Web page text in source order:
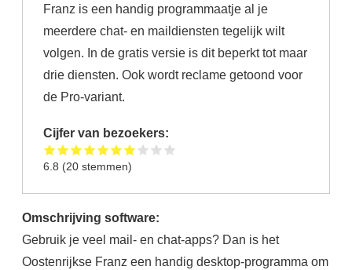
Franz is een handig programmaatje al je
meerdere chat- en maildiensten tegelijk wilt
volgen. In de gratis versie is dit beperkt tot maar
drie diensten. Ook wordt reclame getoond voor
de Pro-variant.
Cijfer van bezoekers:
6.8 (20 stemmen)
Omschrijving software:
Gebruik je veel mail- en chat-apps? Dan is het
Oostenrijkse Franz een handig desktop-programma om